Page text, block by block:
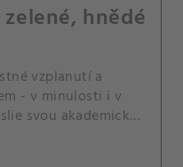
zelené, hnědé
vzplanutí a
- v minulosti i v
svou akademickou